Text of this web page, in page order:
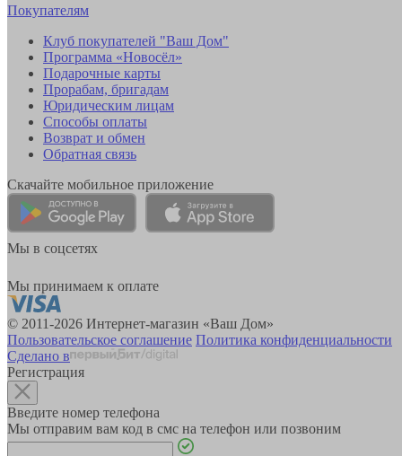
Покупателям
Клуб покупателей "Ваш Дом"
Программа «Новосёл»
Подарочные карты
Прорабам, бригадам
Юридическим лицам
Способы оплаты
Возврат и обмен
Обратная связь
Скачайте мобильное приложение
Мы в соцсетях
Мы принимаем к оплате
© 2011-2026 Интернет-магазин «Ваш Дом»
Пользовательское соглашение Политика конфиденциальности
Сделано в
Регистрация
Введите номер телефона
Мы отправим вам код в смс на телефон или позвоним